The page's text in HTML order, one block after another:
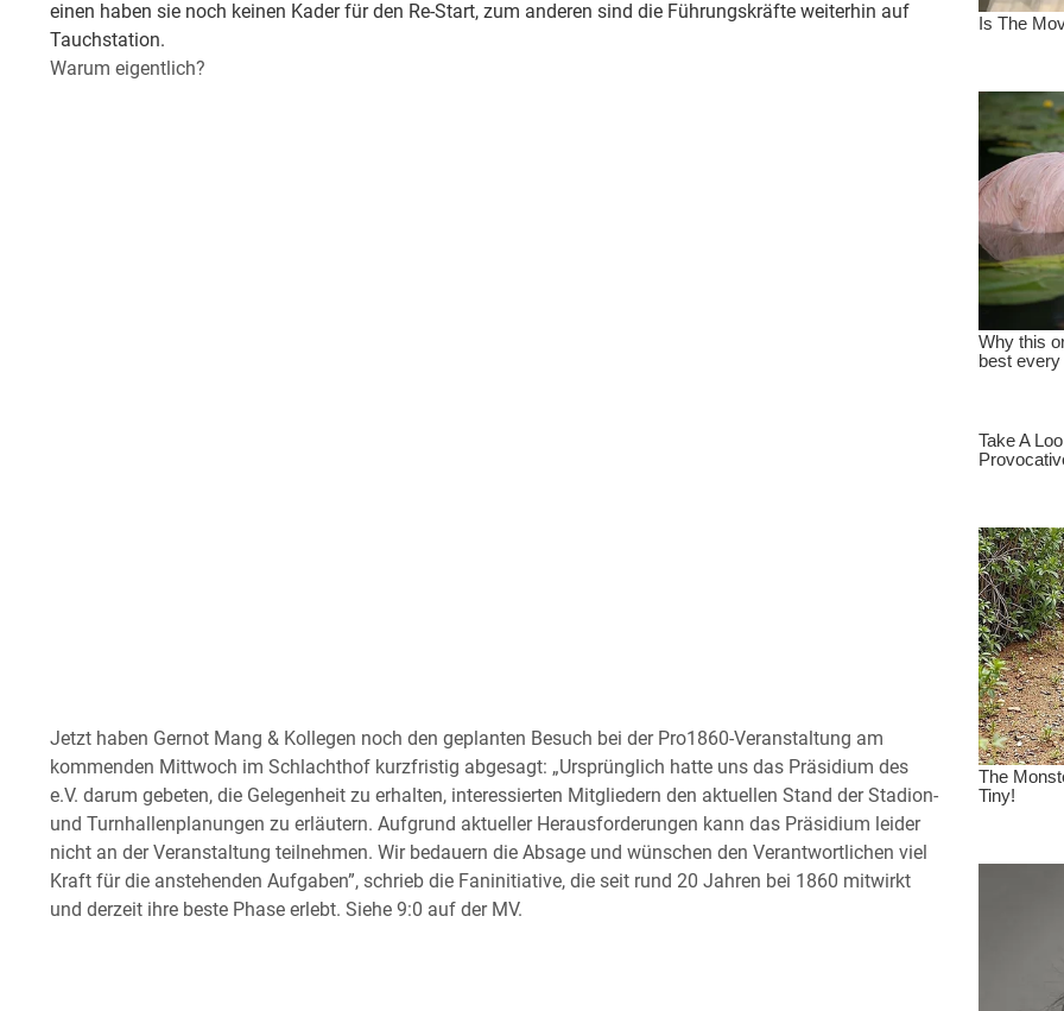
einen haben sie noch keinen Kader für den Re-Start, zum anderen sind die Führungskräfte weiterhin auf
Tauchstation.
Warum eigentlich?
Jetzt haben Gernot Mang & Kollegen noch den geplanten Besuch bei der Pro1860-Veranstaltung am
kommenden Mittwoch im Schlachthof kurzfristig abgesagt: „Ursprünglich hatte uns das Präsidium des
e.V. darum gebeten, die Gelegenheit zu erhalten, interessierten Mitgliedern den aktuellen Stand der Stadion-
und Turnhallenplanungen zu erläutern. Aufgrund aktueller Herausforderungen kann das Präsidium leider
nicht an der Veranstaltung teilnehmen. Wir bedauern die Absage und wünschen den Verantwortlichen viel
Kraft für die anstehenden Aufgaben”, schrieb die Faninitiative, die seit rund 20 Jahren bei 1860 mitwirkt
und derzeit ihre beste Phase erlebt. Siehe 9:0 auf der MV.